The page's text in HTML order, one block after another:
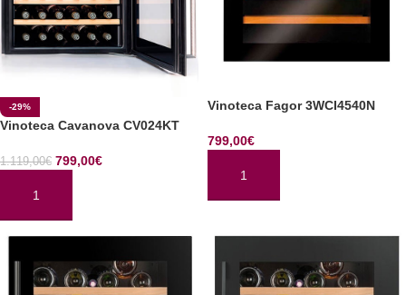
-29%
Vinoteca Cavanova CV024KT
1.119,00€ 799,00€
AÑADIR AL CARRITO
Vinoteca Fagor 3WCI4540N
799,00€
AÑADIR AL CARRITO